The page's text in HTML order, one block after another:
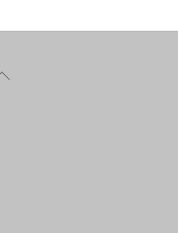
Terug